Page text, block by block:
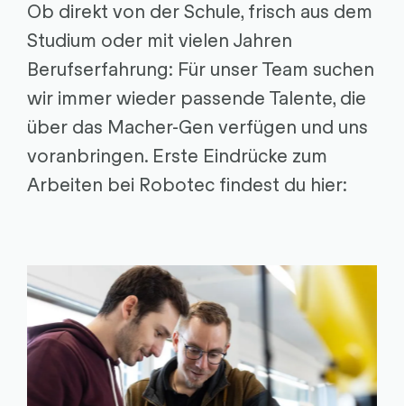
Ob direkt von der Schule, frisch aus dem
Studium oder mit vielen Jahren
Berufserfahrung: Für unser Team suchen
wir immer wieder passende Talente, die
über das Macher-Gen verfügen und uns
voranbringen. Erste Eindrücke zum
Arbeiten bei Robotec findest du hier: